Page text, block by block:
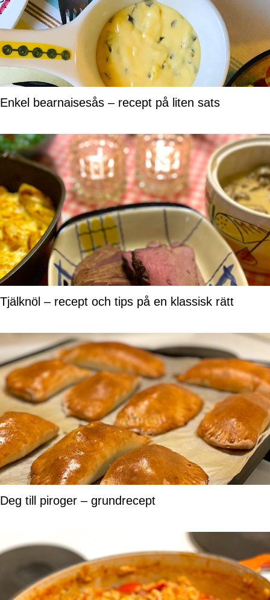
Enkel bearnaisesås – recept på liten sats
Tjälknöl – recept och tips på en klassisk rätt
Deg till piroger – grundrecept